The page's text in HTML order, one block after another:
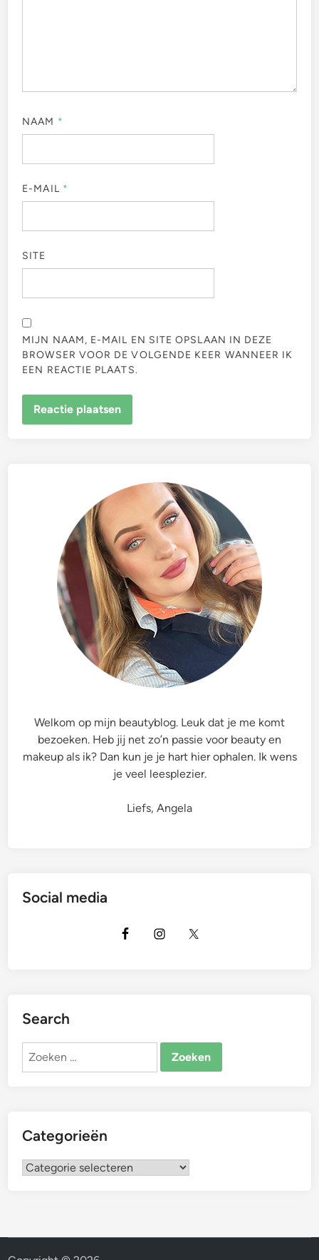
NAAM *
E-MAIL *
SITE
MIJN NAAM, E-MAIL EN SITE OPSLAAN IN DEZE
BROWSER VOOR DE VOLGENDE KEER WANNEER IK
EEN REACTIE PLAATS.
Welkom op mijn beautyblog. Leuk dat je me komt
bezoeken. Heb jij net zo’n passie voor beauty en
makeup als ik? Dan kun je je hart hier ophalen. Ik wens
je veel leesplezier.
Liefs, Angela
Social media
Search
Zoeken
Categorieën
Categorieën